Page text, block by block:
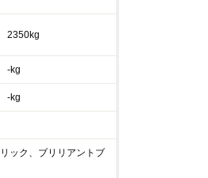
2350kg
-kg
-kg
ック、ブリリアントブ